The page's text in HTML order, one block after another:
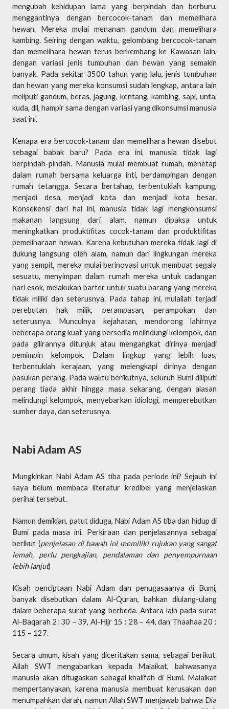
mengubah kehidupan lama yang berpindah dan berburu,
menggantinya dengan bercocok-tanam dan memelihara
hewan. Mereka mulai menanam gandum dan memelihara
kambing. Seiring dengan waktu, gelombang bercocok-tanam
dan memelihara hewan terus berkembang ke Kawasan lain,
dengan variasi jenis tumbuhan dan hewan yang semakin
banyak. Pada sekitar 3500 tahun yang lalu, jenis tumbuhan
dan hewan yang mereka konsumsi sudah lengkap, antara lain
meliputi gandum, beras, jagung, kentang, kambing, sapi, unta,
kuda, dll, hampir sama dengan variasi yang dikonsumsi manusia
saat ini.
Kenapa era bercocok-tanam dan memelihara hewan disebut
sebagai babak baru? Pada era ini, manusia tidak lagi
berpindah-pindah. Manusia mulai membuat rumah, menetap
dalam rumah bersama keluarga inti, berdampingan dengan
rumah tetangga. Secara bertahap, terbentuklah kampung,
menjadi desa, menjadi kota dan menjadi kota besar.
Konsekensi dari hal ini, manusia tidak lagi mengkonsumsi
makanan langsung dari alam, namun dipaksa untuk
meningkatkan produktifitas cocok-tanam dan produktifitas
pemeliharaan hewan. Karena kebutuhan mereka tidak lagi di
dukung langsung oleh alam, namun dari lingkungan mereka
yang sempit, mereka mulai berinovasi untuk membuat segala
sesuatu, menyimpan dalam rumah mereka untuk cadangan
hari esok, melakukan barter untuk suatu barang yang mereka
tidak miliki dan seterusnya. Pada tahap ini, mulailah terjadi
perebutan hak milik, perampasan, perampokan dan
seterusnya. Munculnya kejahatan, mendorong lahirnya
beberapa orang kuat yang bersedia melindungi kelompok, dan
pada gilirannya ditunjuk atau mengangkat dirinya menjadi
pemimpin kelompok. Dalam lingkup yang lebih luas,
terbentuklah kerajaan, yang melengkapi dirinya dengan
pasukan perang. Pada waktu berikutnya, seluruh Bumi diliputi
perang tiada akhir hingga masa sekarang, dengan alasan
melindungi kelompok, menyebarkan idiologi, memperebutkan
sumber daya, dan seterusnya.
Nabi Adam AS
Mungkinkan Nabi Adam AS tiba pada periode ini? Sejauh ini
saya belum membaca literatur kredibel yang menjelaskan
perihal tersebut.
Namun demikian, patut diduga, Nabi Adam AS tiba dan hidup di
Bumi pada masa ini. Perkiraan dan penjelasannya sebagai
berikut (penjelasan di bawah ini memiliki rujukan yang sangat
lemah, perlu pengkajian, pendalaman dan penyempurnaan
lebih lanjut)
Kisah penciptaan Nabi Adam dan penugasaanya di Bumi,
banyak disebutkan dalam Al-Quran, bahkan diulang-ulang
dalam beberapa surat yang berbeda. Antara lain pada surat
Al-Baqarah 2: 30 – 39, Al-Hijr 15 : 28 – 44, dan Thaahaa 20 :
115 – 127.
Secara umum, kisah yang diceritakan sama, sebagai berikut.
Allah SWT mengabarkan kepada Malaikat, bahwasanya
manusia akan ditugaskan sebagai khalifah di Bumi. Malaikat
mempertanyakan, karena manusia membuat kerusakan dan
menumpahkan darah, namun Allah SWT menjawab bahwa Dia